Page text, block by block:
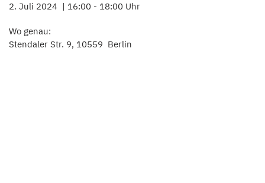
2. Juli 2024 16:00 - 18:00 Uhr
Wo genau:
Stendaler Str. 9, 10559 Berlin